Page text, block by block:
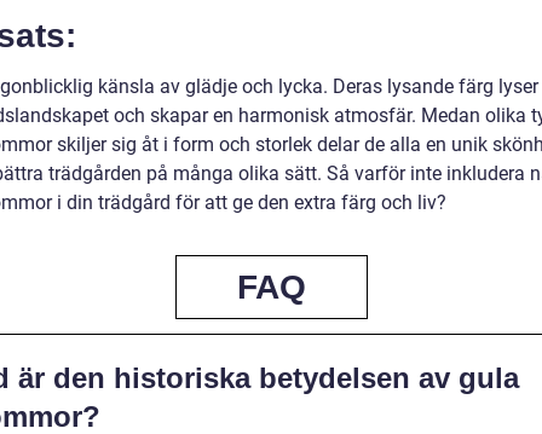
känsla av glädje och lycka. Deras lysande färg
och skapar en harmonisk atmosfär. Medan olika
skiljer sig åt i form och storlek delar de alla en unik
trädgården på många olika sätt. Så varför inte inkludera
i din trädgård för att ge den extra färg och liv?
FAQ
är den historiska betydelsen av gula